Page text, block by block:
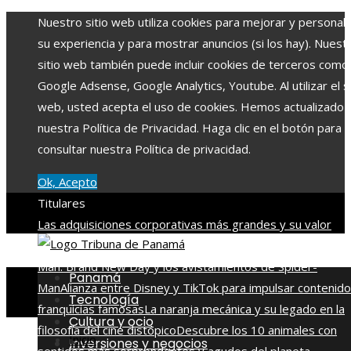
Nuestro sitio web utiliza cookies para mejorar y
su experiencia y para mostrar anuncios (si los hay).
sitio web también puede incluir cookies de terceros como
Google Adsense, Google Analytics, Youtube. Al utilizar el
web, usted acepta el uso de cookies. Hemos actualizado
nuestra Política de Privacidad. Haga clic en el botón para
consultar nuestra Política de privacidad.
Ok, Acepto
Titulares
Las adquisiciones corporativas más grandes y su valor
récordLa conexión entre la escena post-créditos de
Man: Brand New Day y los avistamientos de Spider-
ManAlianza entre Disney y TikTok para impulsar
franquicias famosasLa naranja mecánica y su legado en la
filosofía del cine distópicoDescubre los 10 animales con
Panamá
Tecnología
Cultura y ocio
Inversiones y negocios
Inicio